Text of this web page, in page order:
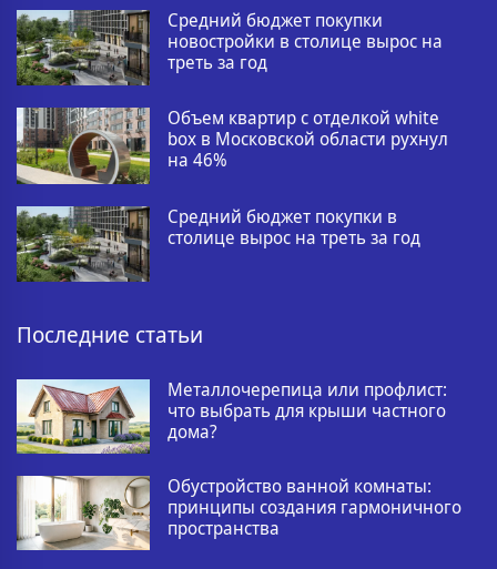
Средний бюджет покупки
новостройки в столице вырос на
треть за год
Объем квартир с отделкой white
box в Московской области рухнул
на 46%
Средний бюджет покупки в
столице вырос на треть за год
Последние статьи
Металлочерепица или профлист:
что выбрать для крыши частного
дома?
Обустройство ванной комнаты:
принципы создания гармоничного
пространства